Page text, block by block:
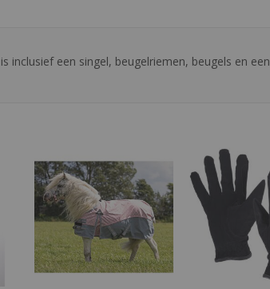
inclusief een singel, beugelriemen, beugels en een